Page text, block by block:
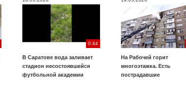
0:44
В Саратове вода заливает
стадион несостоявшейся
футбольной академии
На Рабочей горит
многоэтажка. Есть
пострадавшие